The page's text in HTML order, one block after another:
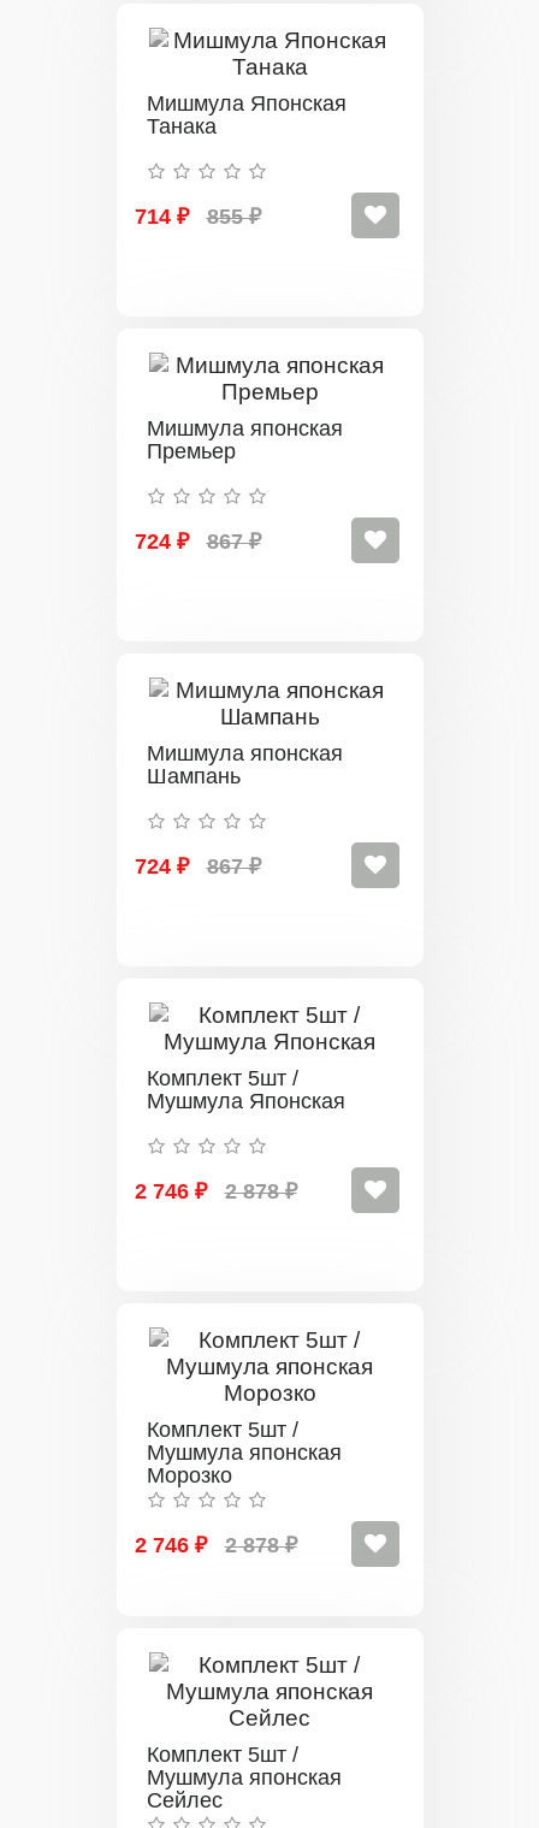
Мишмула Японская
Танака
714 ₽ 855 ₽
Мишмула японская
Премьер
724 ₽ 867 ₽
Мишмула японская
Шампань
724 ₽ 867 ₽
Комплект 5шт /
Мушмула Японская
2 746 ₽ 2 878 ₽
Комплект 5шт /
Мушмула японская
Морозко
2 746 ₽ 2 878 ₽
Комплект 5шт /
Мушмула японская
Сейлес